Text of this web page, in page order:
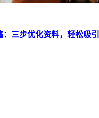
：三步优化资料，轻松吸